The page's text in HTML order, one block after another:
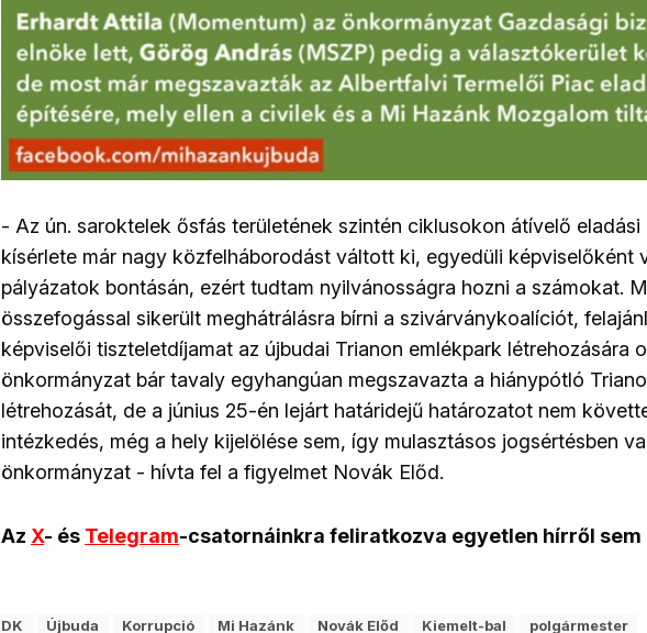
- Az ún. saroktelek ősfás területének szintén ciklusokon átívelő eladási
kísérlete már nagy közfelháborodást váltott ki, egyedüli képviselőként
pályázatok bontásán, ezért tudtam nyilvánosságra hozni a számokat.
összefogással sikerült meghátrálásra bírni a szivárványkoalíciót,
képviselői tiszteletdíjamat az újbudai Trianon emlékpark létrehozására
önkormányzat bár tavaly egyhangúan megszavazta a hiánypótló
létrehozását, de a június 25-én lejárt határidejű határozatot nem
intézkedés, még a hely kijelölése sem, így mulasztásos jogsértésben
önkormányzat - hívta fel a figyelmet Novák Előd.
Az X- és Telegram-csatornáinkra feliratkozva egyetlen hírről sem
DK Újbuda Korrupció Mi Hazánk Novák Előd Kiemelt-bal polgármester